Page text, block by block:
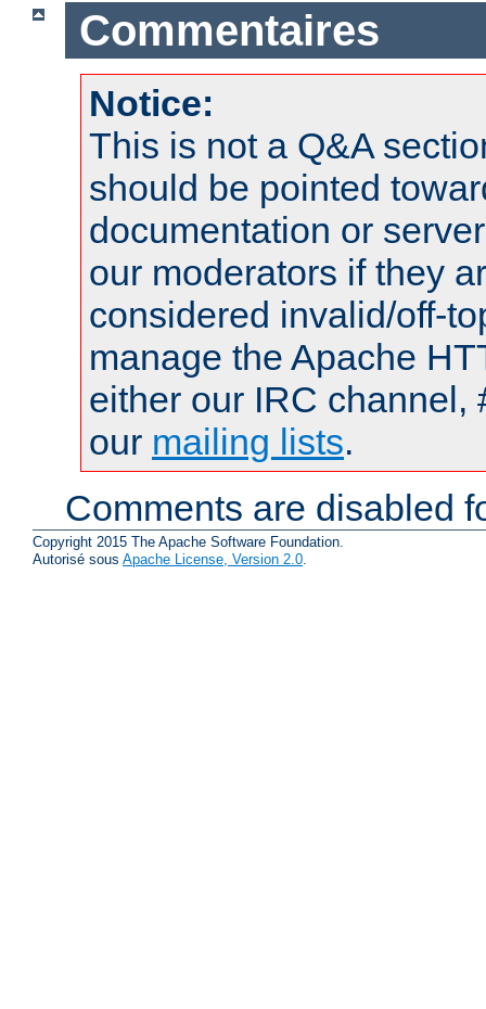
Commentaires
Notice:
This is not a Q&A
should be pointed
documentation or
our moderators if they
considered invalid/off-
manage the Apache
either our IRC channel,
our mailing lists.
Comments are disabled
Copyright 2015 The Apache Software Foundation.
Autorisé sous Apache License, Version 2.0